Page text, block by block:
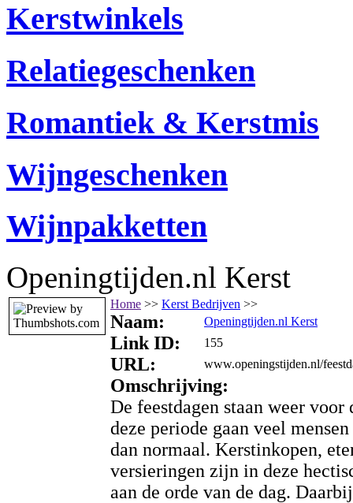
Kerstwinkels
Relatiegeschenken
Romantiek & Kerstmis
Wijngeschenken
Wijnpakketten
Openingtijden.nl Kerst
Home >> Kerst Bedrijven >>
Naam: Openingtijden.nl Kerst
Link ID: 155
URL: www.openingstijden.nl/
Omschrijving:
De feestdagen staan weer voor
deze periode gaan veel
dan normaal. Kerstinkopen,
versieringen zijn in deze
aan de orde van de dag.